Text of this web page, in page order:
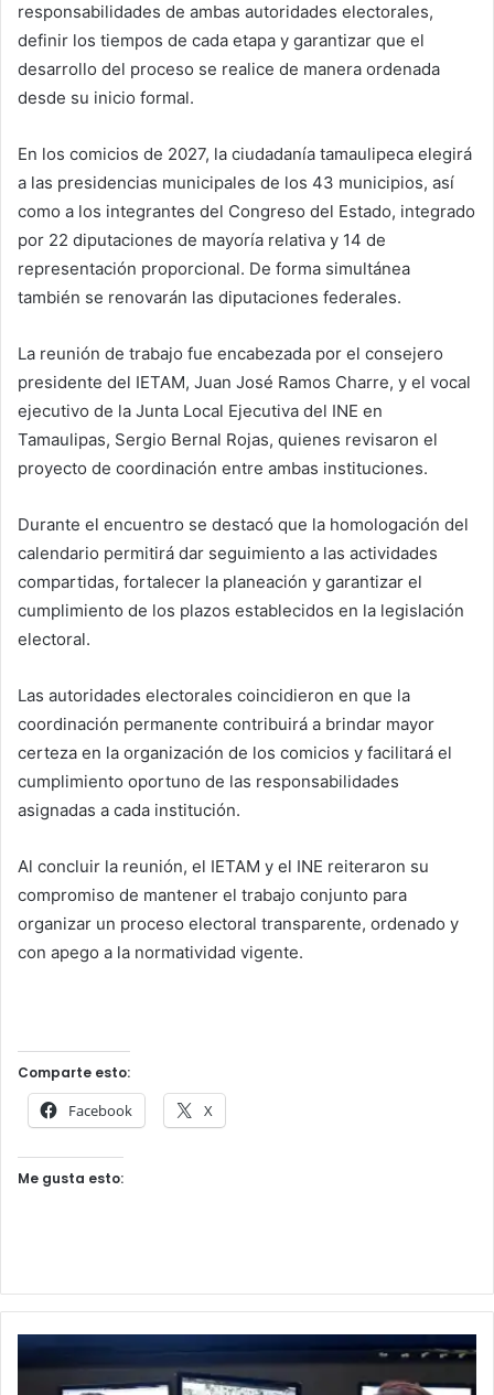
responsabilidades de ambas autoridades electorales,
definir los tiempos de cada etapa y garantizar que el
desarrollo del proceso se realice de manera ordenada
desde su inicio formal.
En los comicios de 2027, la ciudadanía tamaulipeca elegirá
a las presidencias municipales de los 43 municipios, así
como a los integrantes del Congreso del Estado, integrado
por 22 diputaciones de mayoría relativa y 14 de
representación proporcional. De forma simultánea
también se renovarán las diputaciones federales.
La reunión de trabajo fue encabezada por el consejero
presidente del IETAM, Juan José Ramos Charre, y el vocal
ejecutivo de la Junta Local Ejecutiva del INE en
Tamaulipas, Sergio Bernal Rojas, quienes revisaron el
proyecto de coordinación entre ambas instituciones.
Durante el encuentro se destacó que la homologación del
calendario permitirá dar seguimiento a las actividades
compartidas, fortalecer la planeación y garantizar el
cumplimiento de los plazos establecidos en la legislación
electoral.
Las autoridades electorales coincidieron en que la
coordinación permanente contribuirá a brindar mayor
certeza en la organización de los comicios y facilitará el
cumplimiento oportuno de las responsabilidades
asignadas a cada institución.
Al concluir la reunión, el IETAM y el INE reiteraron su
compromiso de mantener el trabajo conjunto para
organizar un proceso electoral transparente, ordenado y
con apego a la normatividad vigente.
Comparte esto:
Facebook X
Me gusta esto: